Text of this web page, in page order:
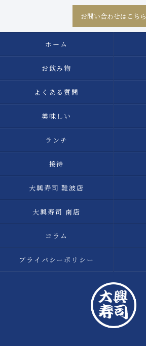
お問い合わせはこちら
ホーム
お飲み物
よくある質問
美味しい
ランチ
接待
大興寿司 難波店
大興寿司 南店
コラム
プライバシーポリシー